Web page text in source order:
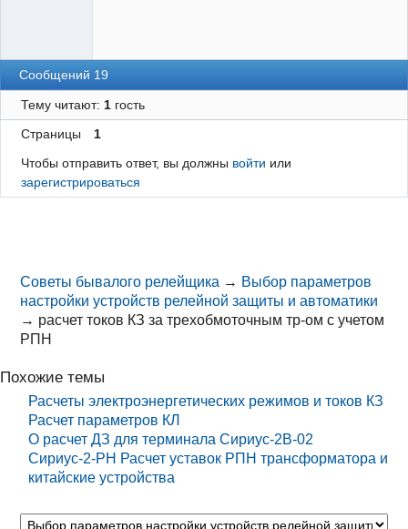
Сообщений 19
Тему читают: 1гость
Страницы
1
Чтобы отправить ответ, вы должны войти или
зарегистрироваться
Советы бывалого релейщика → Выбор параметров
настройки устройств релейной защиты и автоматики
→ расчет токов КЗ за трехобмоточным тр-ом с учетом
РПН
Похожие темы
Расчеты электроэнергетических режимов и токов КЗ
Расчет параметров КЛ
О расчет ДЗ для терминала Сириус-2В-02
Сириус-2-РН Расчет уставок РПН трансформатора и
китайские устройства